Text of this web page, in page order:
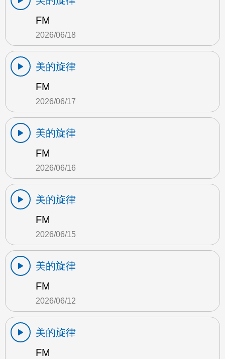
FM
2026/06/18
美的旋律
FM
2026/06/17
美的旋律
FM
2026/06/16
美的旋律
FM
2026/06/15
美的旋律
FM
2026/06/12
美的旋律
FM